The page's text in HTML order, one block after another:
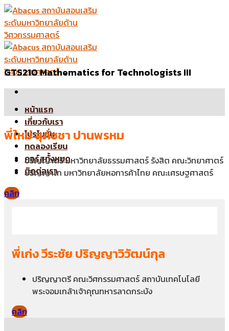
Skip
to
content
หน้าแรก
เกี่ยวกับเรา
โปรโมชั่น
ทดลองเรียน
คอร์สทั้งหมด
ติดต่อเรา
GTS210 Mathematics for Technologists III
พี่ใหม่ สุภัชชา ปานพรหม
ปริญญาตรี มหาวิทยาลัยธรรมศาสตร์ รังสิต คณะวิทยาศาตร์
ปริญญาโท มหาวิทยาลัยหอการค้าไทย คณะเศรษฐศาสตร์
คลิก
พี่เก่ง วีระชัย ปริญญาวิวัฒน์กุล
ปริญญาตรี คณะวิศกรรมศาสตร์ สถาบันเทคโนโลยี
พระจอมเกล้าเจ้าคุณทหารลาดกระบัง
คลิก